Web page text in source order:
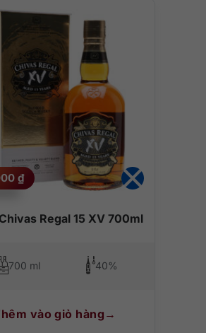
caramel, mật ong ngọt
nồng nàn.
Regal 15 XV 700ml
₫
700 ml 40%
vào giỏ hàng